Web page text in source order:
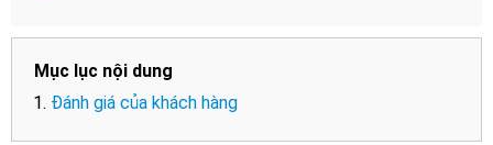
Mục lục nội dung
Đánh giá của khách hàng